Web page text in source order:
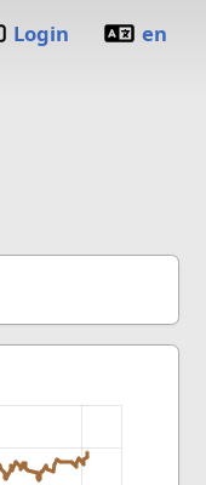
Login en